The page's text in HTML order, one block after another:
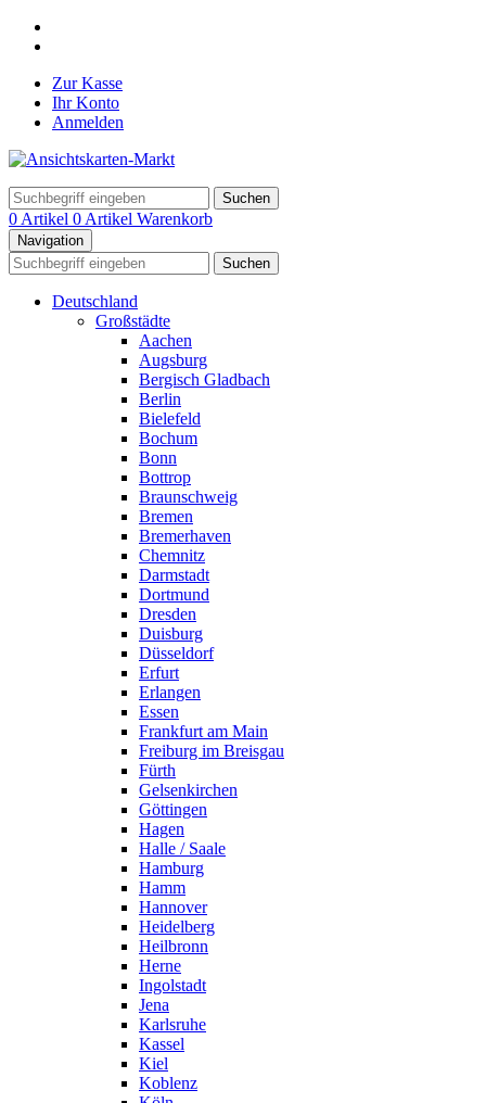
Zur Kasse
Ihr Konto
Anmelden
Suchen
0 Artikel 0 Artikel Warenkorb
Navigation
Suchen
Deutschland
Großstädte
Aachen
Augsburg
Bergisch Gladbach
Berlin
Bielefeld
Bochum
Bonn
Bottrop
Braunschweig
Bremen
Bremerhaven
Chemnitz
Darmstadt
Dortmund
Dresden
Duisburg
Düsseldorf
Erfurt
Erlangen
Essen
Frankfurt am Main
Freiburg im Breisgau
Fürth
Gelsenkirchen
Göttingen
Hagen
Halle / Saale
Hamburg
Hamm
Hannover
Heidelberg
Heilbronn
Herne
Ingolstadt
Jena
Karlsruhe
Kassel
Kiel
Koblenz